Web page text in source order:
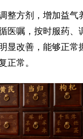
整方剂，增加益
医嘱，按时服药
显改善，能够正
正常。